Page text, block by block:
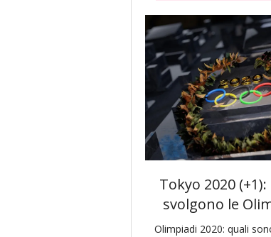
Tokyo 2020
svolgono le
Olimpiadi 2020: quali